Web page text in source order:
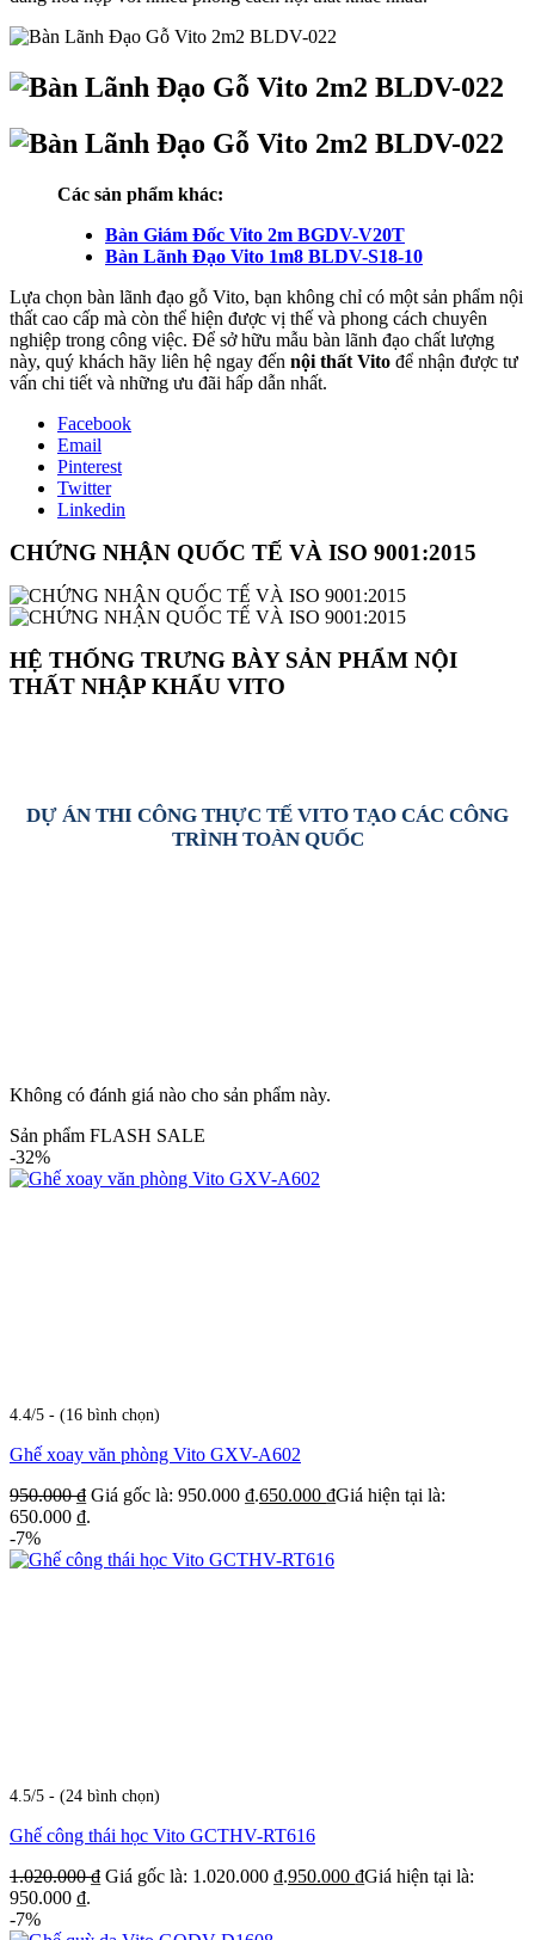
Các sản phẩm khác:
Bàn Giám Đốc Vito 2m BGDV-V20T
Bàn Lãnh Đạo Vito 1m8 BLDV-S18-10
Lựa chọn bàn lãnh đạo gỗ Vito, bạn không chỉ có một sản phẩm nội
thất cao cấp mà còn thể hiện được vị thế và phong cách chuyên
nghiệp trong công việc. Để sở hữu mẫu bàn lãnh đạo chất lượng
này, quý khách hãy liên hệ ngay đến nội thất Vito để nhận được tư
vấn chi tiết và những ưu đãi hấp dẫn nhất.
Facebook
Email
Pinterest
Twitter
Linkedin
CHỨNG NHẬN QUỐC TẾ VÀ ISO 9001:2015
HỆ THỐNG TRƯNG BÀY SẢN PHẨM NỘI
THẤT NHẬP KHẨU VITO
DỰ ÁN THI CÔNG THỰC TẾ VITO TẠO CÁC CÔNG
TRÌNH TOÀN QUỐC
Không có đánh giá nào cho sản phẩm này.
Sản phẩm FLASH SALE
-32%
4.4/5 - (16 bình chọn)
Ghế xoay văn phòng Vito GXV-A602
950.000₫ Giá gốc là: 950.000 ₫.650.000 ₫Giá hiện tại là:
650.000 ₫.
-7%
4.5/5 - (24 bình chọn)
Ghế công thái học Vito GCTHV-RT616
1.020.000₫ Giá gốc là: 1.020.000 ₫.950.000 ₫Giá hiện tại là:
950.000 ₫.
-7%